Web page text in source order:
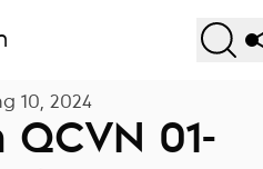
10, 2024
01-